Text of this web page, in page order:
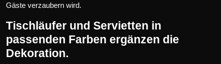
Gäste verzaubern wird.
Tischläufer und Servietten in
passenden Farben ergänzen die
Dekoration.